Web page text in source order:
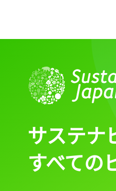
サステナ
すべての